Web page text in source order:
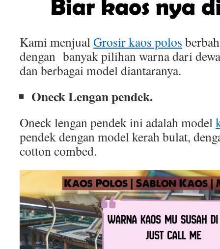
Kami menjualGrosir kaos polos
dengan banyak pilihan warna dari
dan berbagai model diantaranya.
Oneck Lengan pendek.
Oneck lengan pendek ini adalah model
pendek dengan model kerah bulat,
cotton combed.